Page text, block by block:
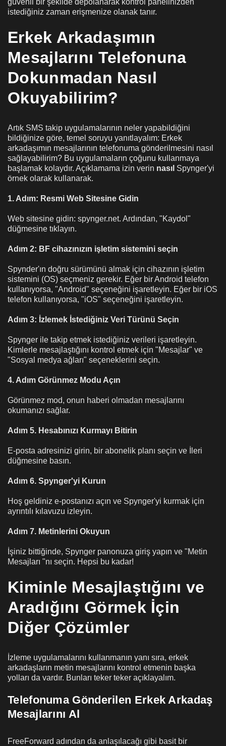
istediğiniz zaman erişmenize olanak tanır.
Erkek Arkadaşımın
Mesajlarını Telefonuna
Dokunmadan Nasıl
Okuyabilirim?
Artık SMS takip uygulamalarının neler yapabildiğini
bildiğinize göre, temel soruyu yanıtlayalım: Erkek
arkadaşımın mesajlarının telefonuma gönderilmesini nasıl
sağlayabilirim? Bu uygulamaların çoğunu kullanmaya
başlamak kolaydır. Açıklamama izin verin nasıl Spynger'yi
örnek olarak kullanarak.
1. Adım: Resmi Web Sitesine Gidin
Web sitesine gidin: spynger.net. Ardından, "Kaydol"
düğmesine tıklayın.
Adım 2: BF cihazınızın işletim sistemini seçin
Spynder'ın doğru sürümünü almak için cihazının işletim
sistemini (OS) seçmeniz gerekir. Eğer bir Android telefon
kullanıyorsa, "Android" seçeneğini işaretleyin. Eğer bir iOS
telefon kullanıyorsa, "iOS" seçeneğini işaretleyin.
Adım 3: İzlemek İstediğiniz Veri Türünü Seçin
Spynger ile takip etmek istediğiniz verileri işaretleyin.
Kimlerle mesajlaştığını kontrol etmek için "Mesajlar" ve
"Sosyal medya ağları" seçeneklerini seçin.
4. Adım Görünmez Modu Açın
Görünmez mod, onun haberi olmadan mesajlarını
okumanızı sağlar.
Adım 5. Hesabınızı Kurmayı Bitirin
E-posta adresinizi girin, bir abonelik planı seçin ve İleri
düğmesine basın.
Adım 6. Spynger'yi Kurun
Hoş geldiniz e-postanızı açın ve Spynger'yi kurmak için
ayrıntılı kılavuzu izleyin.
Adım 7. Metinlerini Okuyun
İşiniz bittiğinde, Spynger panonuza giriş yapın ve "Metin
Mesajları "nı seçin. Hepsi bu kadar!
Kiminle Mesajlaştığını ve
Aradığını Görmek İçin
Diğer Çözümler
İzleme uygulamalarını kullanmanın yanı sıra, erkek
arkadaşların metin mesajlarını kontrol etmenin başka
yolları da vardır. Bunları teker teker açıklayalım.
Telefonuma Gönderilen Erkek Arkadaş
Mesajlarını Al
FreeForward adından da anlaşılacağı gibi basit bir